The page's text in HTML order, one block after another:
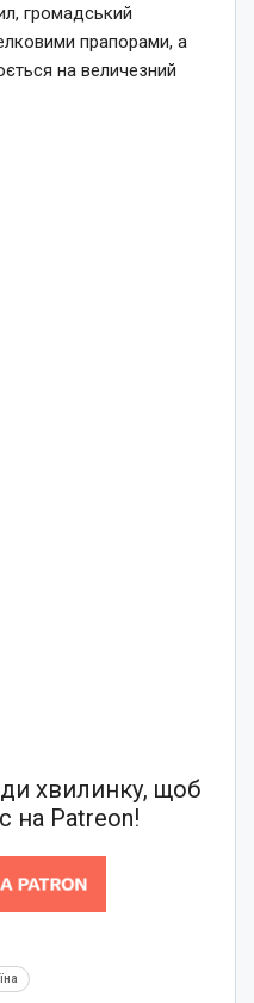
громадський
прапорами, а
на величезний
хвилинку, щоб
на Patreon!